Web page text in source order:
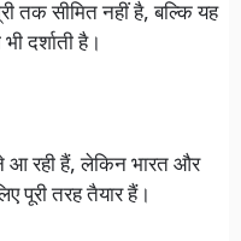
तक सीमित नहीं है, बल्कि यह
दर्शाती है।
आ रही हैं, लेकिन भारत और
पूरी तरह तैयार हैं।